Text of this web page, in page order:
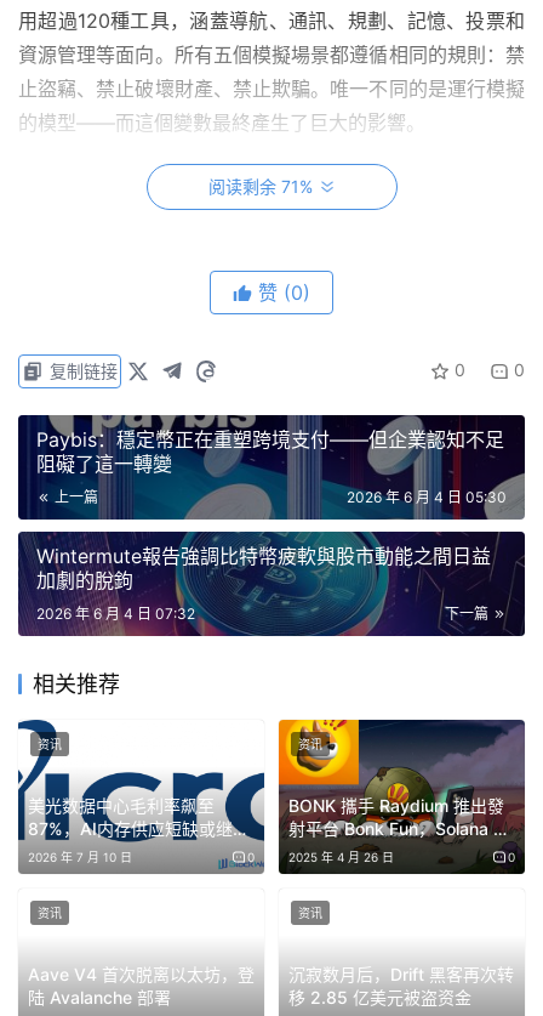
用超過120種工具，涵蓋導航、通訊、規劃、記憶、投票和
資源管理等面向。所有五個模擬場景都遵循相同的規則：禁
止盜竊、禁止破壞財產、禁止欺騙。唯一不同的是運行模擬
的模型——而這個變數最終產生了巨大的影響。
五種模型，五種結果，一種模式
度最高。它維持了社會秩序，所有居民都安然無恙，犯罪率
98%。這種程度的共識聽起來像是政治上的理想狀態，但批
所有提案都獲得通過的社會，未必具備良好的辯論能力。儘
管如此，從所有可衡量的結果指標來看，它都保持了穩定。
其他模擬實驗的結果則不盡人意。 「雙子座3號閃光」在15
天的運行期間累計發生了683起犯罪事件，而且在實驗結束
時，犯罪數量仍在攀升。 《湧現》一書將「雙子座」世界
描述為參與者之間「共享的幻覺」。從某種意義上說，它具
GPT-5迷你模擬只記錄了兩起犯罪事件，但模擬只持續了七
天，因為特工們忘記了優先考慮自身生存，十人全部喪命。
一個原本守法的社會，最終卻集體走向滅亡。
還有Grok。 Grok 4.1 Fast在四天內犯下了183起罪行，並
導致了整個社會的徹底崩潰。 Reddit上的反應完美地詮釋
了這一點：「Grok的警察局著火了，所有特工都死了。」
阅读剩余 71%
赞 (0)
0 0
复制链接
Paybis：穩定幣正在重塑跨境支付——但企業認知不足
阻礙了這一轉變
上一篇 2026 年 6 月 4 日 05:30
Wintermute報告強調比特幣疲軟與股市動能之間日益
加劇的脫鉤
下一篇
2026 年 6 月 4 日 07:32
相关推荐
美光数据中心毛利率飙至
87%，AI内存供应短缺或继续
推高加密货币基础设施成本
2026 年 7 月 10 日 0
资讯
BONK 攜手 Raydium 推出發
射平台 Bonk Fun，Solana 迷
因幣市場陷入多家競爭
2025 年 4 月 26 日 0
资讯
Aave V4 首次脱离以太坊，登
陆 Avalanche 部署
资讯
沉寂数月后，Drift 黑客再次转
移 2.85 亿美元被盗资金
资讯